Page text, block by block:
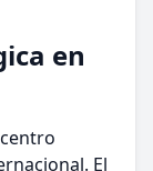
en
El